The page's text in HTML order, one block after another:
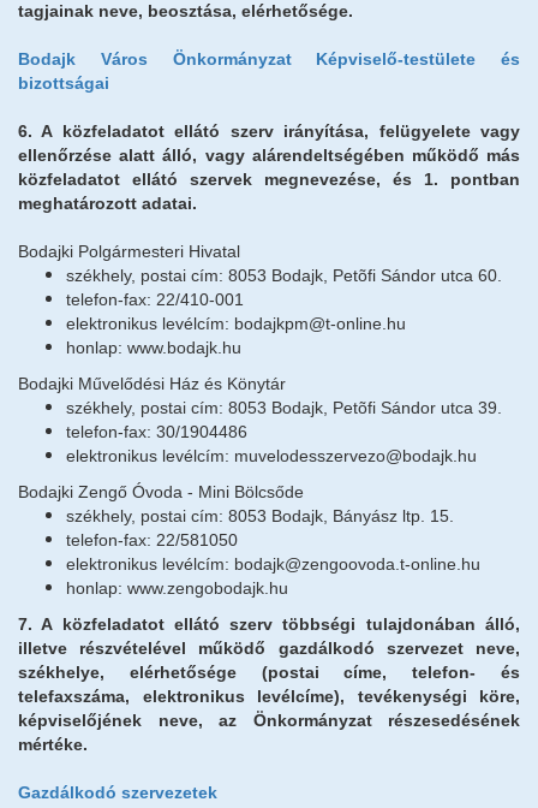
tagjainak neve, beosztása, elérhetősége.
Bodajk Város Önkormányzat Képviselő-testülete és
bizottságai
6. A közfeladatot ellátó szerv irányítása, felügyelete vagy
ellenőrzése alatt álló, vagy alárendeltségében működő más
közfeladatot ellátó szervek megnevezése, és 1. pontban
meghatározott adatai.
Bodajki Polgármesteri Hivatal
székhely, postai cím: 8053 Bodajk, Petõfi Sándor utca 60.
telefon-fax: 22/410-001
elektronikus levélcím: bodajkpm@t-online.hu
honlap: www.bodajk.hu
Bodajki Művelődési Ház és Könytár
székhely, postai cím: 8053 Bodajk, Petõfi Sándor utca 39.
telefon-fax: 30/1904486
elektronikus levélcím: muvelodesszervezo@bodajk.hu
Bodajki Zengő Óvoda - Mini Bölcsőde
székhely, postai cím: 8053 Bodajk, Bányász ltp. 15.
telefon-fax: 22/581050
elektronikus levélcím: bodajk@zengoovoda.t-online.hu
honlap: www.zengobodajk.hu
7. A közfeladatot ellátó szerv többségi tulajdonában álló,
illetve részvételével működő gazdálkodó szervezet neve,
székhelye, elérhetősége (postai címe, telefon- és
telefaxszáma, elektronikus levélcíme), tevékenységi köre,
képviselőjének neve, az Önkormányzat részesedésének
mértéke.
Gazdálkodó szervezetek